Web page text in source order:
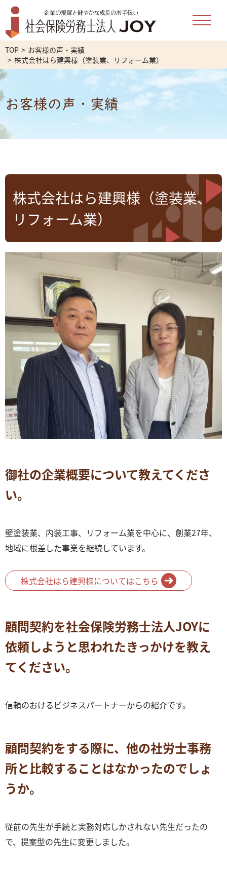
TOP
お客様の声・実績
株式会社はら建興様（塗装業、リフォーム業）
お客様の声・実績
株式会社はら建興様（塗装業、
リフォーム業）
御社の企業概要について教えてくださ
い。
壁塗装業、内装工事、リフォーム業を中心に、創業27年、
地域に根差した事業を継続しています。
株式会社はら建興様についてはこちら
顧問契約を社会保険労務士法人JOYに
依頼しようと思われたきっかけを教え
てください。
信頼のおけるビジネスパートナーからの紹介です。
顧問契約をする際に、他の社労士事務
所と比較することはなかったのでしょ
うか。
従前の先生が手続と実務対応しかされない先生だったの
で、提案型の先生に変更しました。